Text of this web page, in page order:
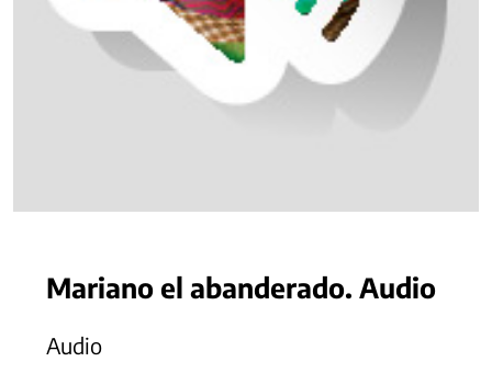
Mariano el abanderado. Audio
Audio